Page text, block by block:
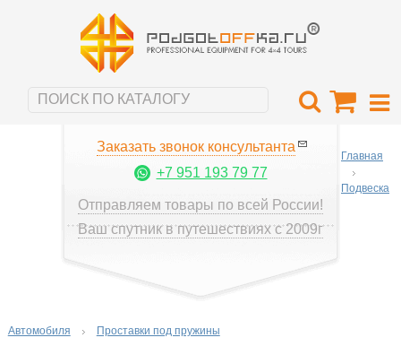
Заказать звонок консультанта
+7 951 193 79 77
Отправляем товары по всей России!
Ваш спутник в путешествиях с 2009г
Главная
Подвеска
Автомобиля Проставки под пружины